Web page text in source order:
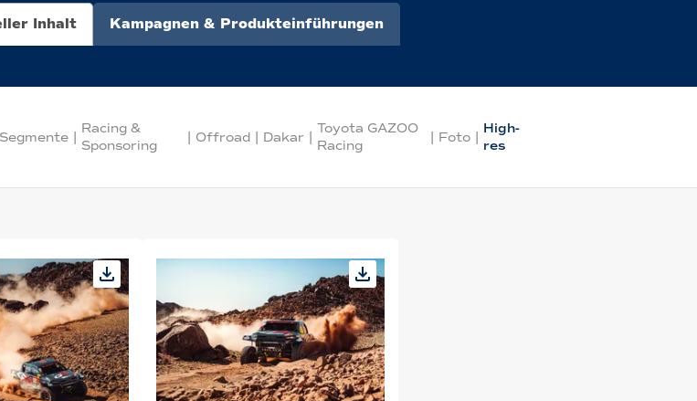
Inhalt Kampagnen & Produkteinführungen
Segmente
Racing &
Sponsoring
Offroad Dakar
Toyota GAZOO
Racing
Foto
High-
res